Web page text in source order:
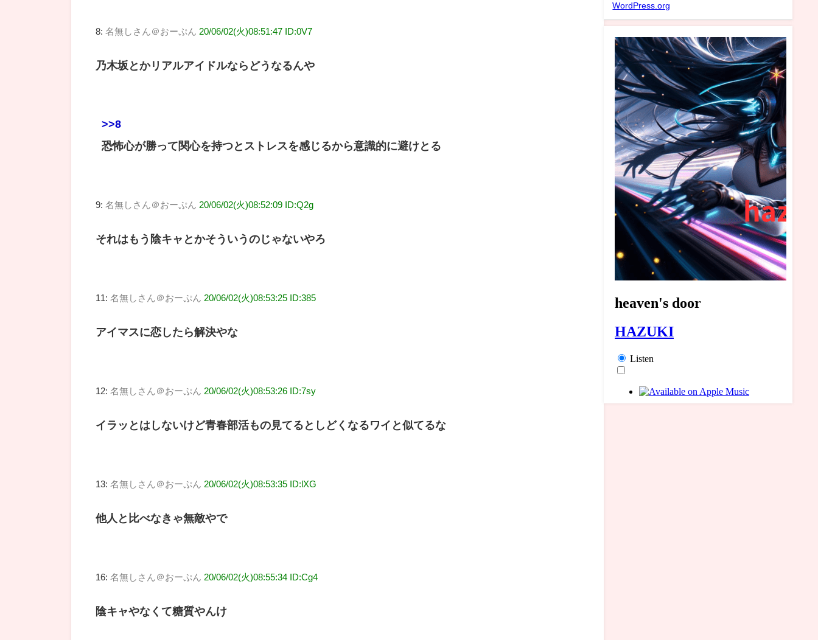
8: 名無しさん＠おーぷん 20/06/02(火)08:51:47 ID:0V7
乃木坂とかリアルアイドルならどうなるんや
>>8
恐怖心が勝って関心を持つとストレスを感じるから意識的に避けとる
9: 名無しさん＠おーぷん 20/06/02(火)08:52:09 ID:Q2g
それはもう陰キャとかそういうのじゃないやろ
11: 名無しさん＠おーぷん 20/06/02(火)08:53:25 ID:385
アイマスに恋したら解決やな
12: 名無しさん＠おーぷん 20/06/02(火)08:53:26 ID:7sy
イラッとはしないけど青春部活もの見てるとしどくなるワイと似てるな
13: 名無しさん＠おーぷん 20/06/02(火)08:53:35 ID:lXG
他人と比べなきゃ無敵やで
16: 名無しさん＠おーぷん 20/06/02(火)08:55:34 ID:Cg4
陰キャやなくて糖質やんけ
WordPress.org